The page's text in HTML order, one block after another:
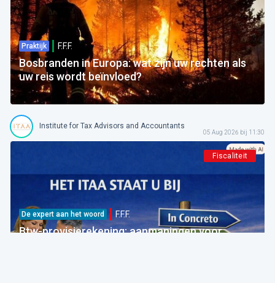
Praktijk F.F.F.
Bosbranden in Europa: wat zijn uw rechten als
uw reis wordt beïnvloed?
Institute for Tax Advisors and Accountants
05 Aug 2026 bij 11:30
Fiscaliteit
De expert aan het woord F.F.F.
Btw-provisierekening: aanmaningen voor